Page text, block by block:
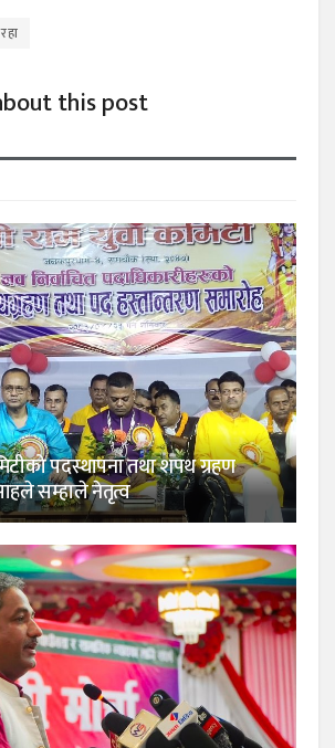
this post
पदस्थापना तथा शपथ ग्रहण
सम्हाले नेतृत्व